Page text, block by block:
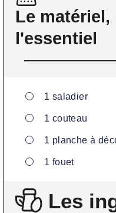
Le matériel,
l'essentiel
▢
1 saladier
▢
1 couteau
▢
1 planche à
▢
1 fouet
Les